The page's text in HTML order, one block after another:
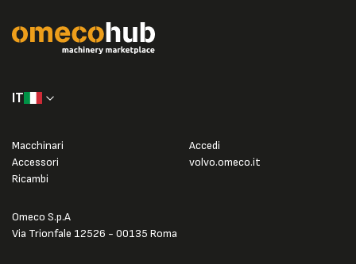
IT
Omeco S.p.A
Via Trionfale 12526 - 00135 Roma
Macchinari
Accessori
Ricambi
Accedi
volvo.omeco.it